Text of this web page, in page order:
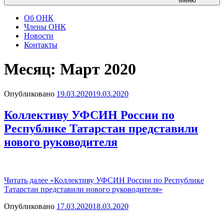
Об ОНК
Члены ОНК
Новости
Контакты
Месяц: Март 2020
Опубликовано 19.03.202019.03.2020
Коллективу УФСИН России по
Республике Татарстан представили
нового руководителя
Читать далее «Коллективу УФСИН России по Республике
Татарстан представили нового руководителя»
Опубликовано 17.03.202018.03.2020